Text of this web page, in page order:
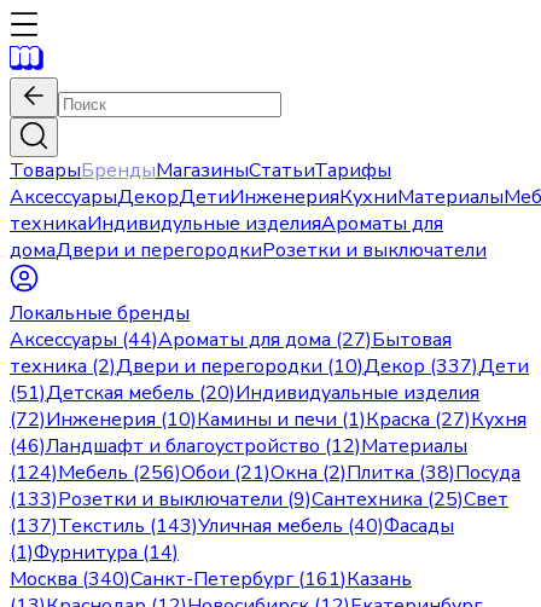
ТоварыБрендыМагазиныСтатьиТарифы
АксессуарыДекорДетиИнженерияКухниМатериалы
техникаИндивидульные изделияАроматы для
домаДвери и перегородкиРозетки и выключатели
Локальные бренды
Аксессуары (44)Ароматы для дома (27)Бытовая
техника (2)Двери и перегородки (10)Декор (337)Дети
(51)Детская мебель (20)Индивидуальные изделия
(72)Инженерия (10)Камины и печи (1)Краска (27)Кухня
(46)Ландшафт и благоустройство (12)Материалы
(124)Мебель (256)Обои (21)Окна (2)Плитка (38)Посуда
(133)Розетки и выключатели (9)Сантехника (25)Свет
(137)Текстиль (143)Уличная мебель (40)Фасады
(1)Фурнитура (14)
Москва (340)Санкт-Петербург(161)Казань